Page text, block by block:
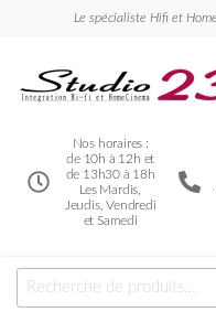
Le spécialiste Hifi et
Nos horaires :
de 10h à 12h et
de 13h30 à 18h
Les Mardis,
Jeudis, Vendredi
et Samedi